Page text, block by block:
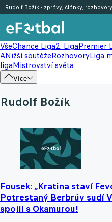
VšeChance Liga2. LigaPremier
ANižší soutěžeRozhovoryLiga
ligaMistrovství světa
Více
Rudolf Božík - zprávy, články, rozhovory
Rudolf Božík
Fousek: „Kratina staví
Potrestaný Berbrův sudí
spojil s Okamurou!